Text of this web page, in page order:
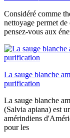
Considéré comme
nettoyage permet de
pensez-vous aux
La sauge blanche
purification
La sauge blanche
(Salvia apiana) est
amérindiens
pour les